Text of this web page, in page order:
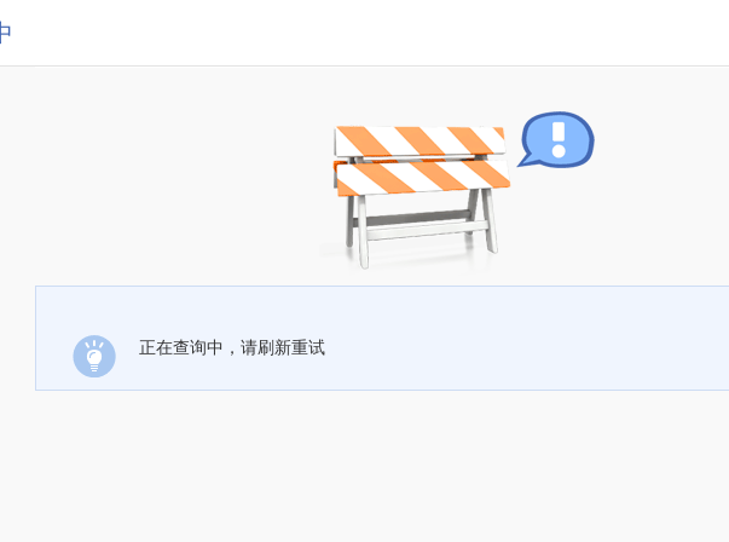
正在查询中，请刷新重试